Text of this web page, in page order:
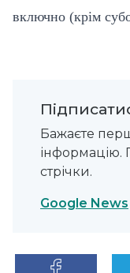
включно (крім
Бажаєте
інформацію.
стрічки.
Google News